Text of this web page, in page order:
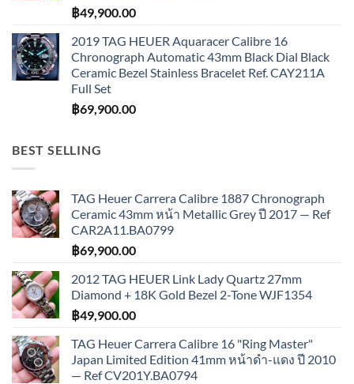
฿49,900.00
2019 TAG HEUER Aquaracer Calibre 16
Chronograph Automatic 43mm Black Dial Black
Ceramic Bezel Stainless Bracelet Ref. CAY211A
Full Set
฿69,900.00
BEST SELLING
TAG Heuer Carrera Calibre 1887 Chronograph
Ceramic 43mm หน้า Metallic Grey ปี 2017 — Ref
CAR2A11.BA0799
฿69,900.00
2012 TAG HEUER Link Lady Quartz 27mm
Diamond + 18K Gold Bezel 2-Tone WJF1354
฿49,900.00
TAG Heuer Carrera Calibre 16 "Ring Master"
Japan Limited Edition 41mm หน้าดำ-แดง ปี 2010
— Ref CV201Y.BA0794